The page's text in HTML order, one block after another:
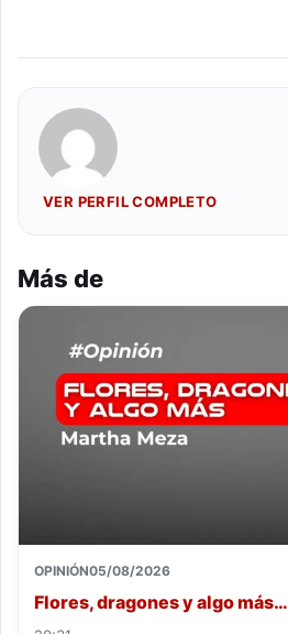
VER PERFIL COMPLETO
Más de
OPINIÓN05/08/2026
Flores, dragones y algo más…